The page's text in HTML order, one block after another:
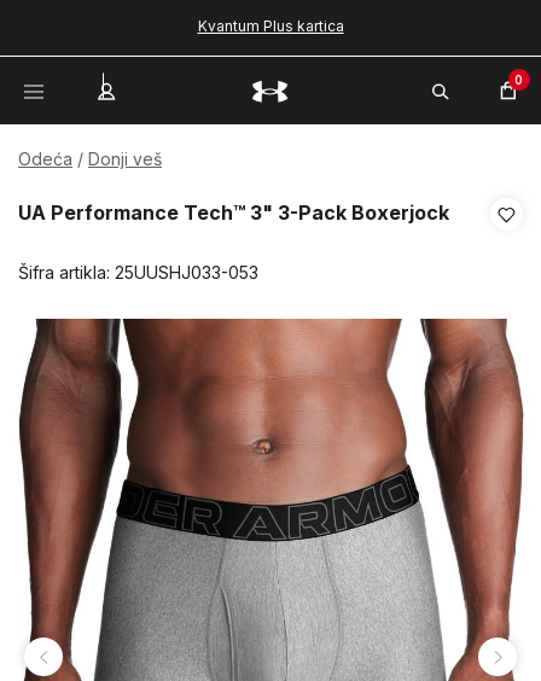
Kvantum Plus kartica
0
Odeća Donji veš
UA Performance Tech™ 3" 3-Pack Boxerjock
Šifra artikla: 25UUSHJ033-053